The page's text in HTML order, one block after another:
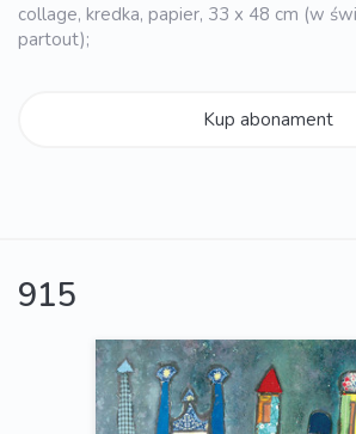
collage, kredka, papier, 33 x 48 cm (w
partout);
Kup abonament
915